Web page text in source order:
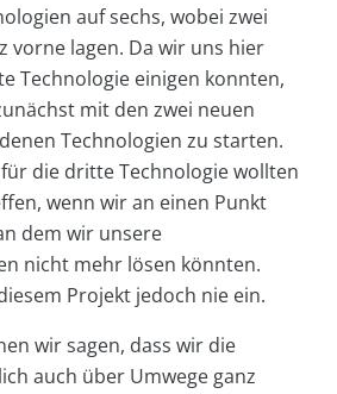
auf sechs, wobei zwei
vorne lagen. Da wir uns hier
Technologie einigen konnten,
mit den zwei neuen
Technologien zu starten.
die dritte Technologie wollten
wenn wir an einen Punkt
dem wir unsere
nicht mehr lösen könnten.
Projekt jedoch nie ein.
wir sagen, dass wir die
auch über Umwege ganz